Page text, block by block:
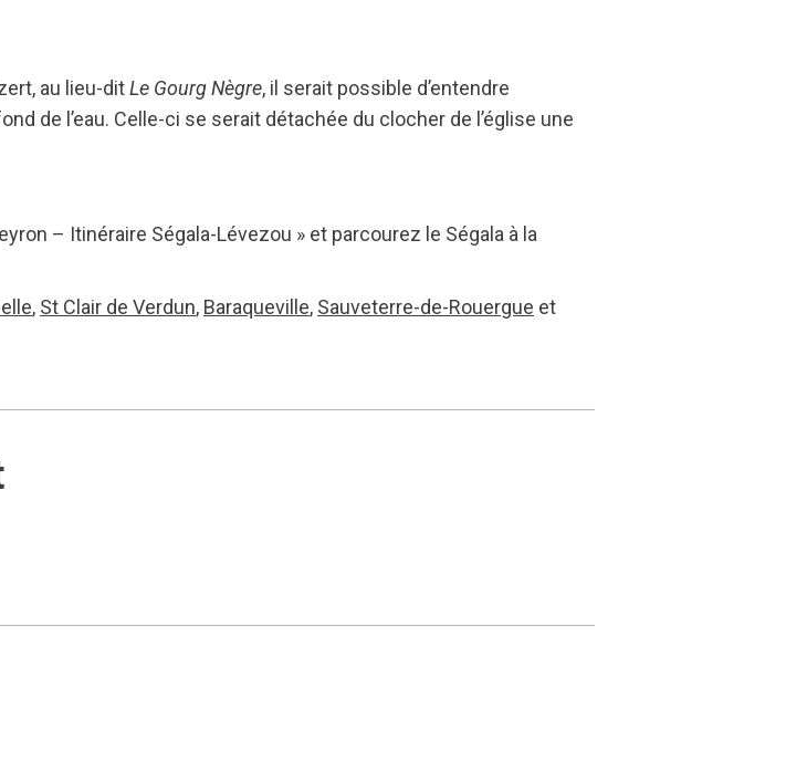
au lieu-ditLe Gourg Nègre, il serait possible d’entendre
de l’eau. Celle-ci se serait détachée du clocher de l’église une
– Itinéraire Ségala-Lévezou » et parcourez le Ségala à la
, St Clair de Verdun, Baraqueville, Sauveterre-de-Rouergue et